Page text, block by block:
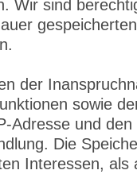
Wir sind
der
sowie
Adresse und
Die
Interessen,